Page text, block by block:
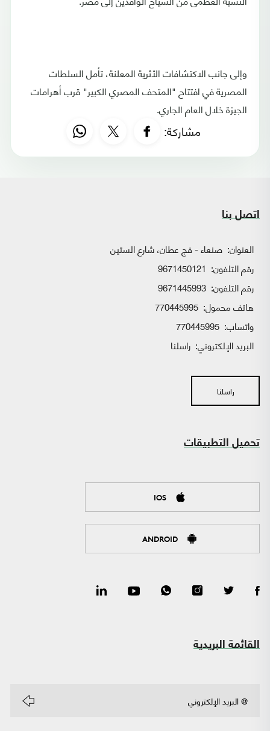
وإلى جانب الاكتشافات الأثرية المعلنة، تأمل السلطات
المصرية في افتتاح "المتحف المصري الكبير" قرب أهرامات
الجيزة خلال العام الجاري.
مشاركة:
اتصل بنا
العنوان: صنعاء - فج عطان، شارع الستين
رقم التلفون: 9671450121
رقم التلفون: 9671445993
هاتف محمول: 770445995
واتساب:
البريد الإلكتروني: راسلنا
راسلنا
تحميل التطبيقات
IOS
ANDROID
القائمة البريدية